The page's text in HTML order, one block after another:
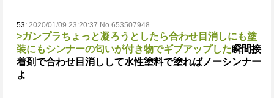
53: 2020/01/09 23:20:37 No.653507948
>ガンプラちょっと凝ろうとしたら合わせ目消しにも塗
装にもシンナーの匂いが付き物でギブアップした瞬間接
着剤で合わせ目消しして水性塗料で塗ればノーシンナー
よ